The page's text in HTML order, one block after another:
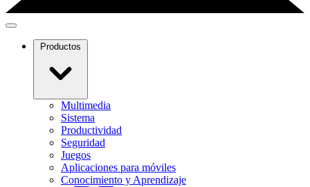
Productos
Multimedia
Sistema
Productividad
Seguridad
Juegos
Aplicaciones para móviles
Conocimiento y Aprendizaje